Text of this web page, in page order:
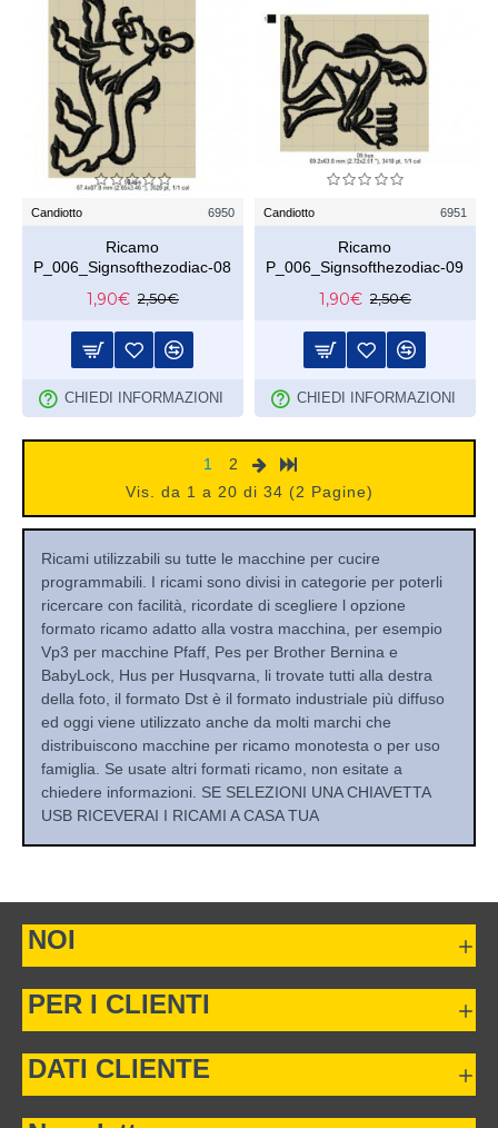
Ricami utilizzabili su tutte le macchine per cucire
programmabili. I ricami sono divisi in categorie per poterli
ricercare con facilità, ricordate di scegliere l opzione
formato ricamo adatto alla vostra macchina, per esempio
Vp3 per macchine Pfaff, Pes per Brother Bernina e
BabyLock, Hus per Husqvarna, li trovate tutti alla destra
della foto, il formato Dst è il formato industriale più diffuso
ed oggi viene utilizzato anche da molti marchi che
distribuiscono macchine per ricamo monotesta o per uso
famiglia. Se usate altri formati ricamo, non esitate a
chiedere informazioni. SE SELEZIONI UNA CHIAVETTA
USB RICEVERAI I RICAMI A CASA TUA
Candiotto 6950
Ricamo
P_006_Signsofthezodiac-08
1,90€ 2,50€
CHIEDI INFORMAZIONI
Candiotto 6951
Ricamo
P_006_Signsofthezodiac-09
1,90€ 2,50€
CHIEDI INFORMAZIONI
1
2
Vis. da 1 a 20 di 34 (2 Pagine)
NOI
PER I CLIENTI
DATI CLIENTE